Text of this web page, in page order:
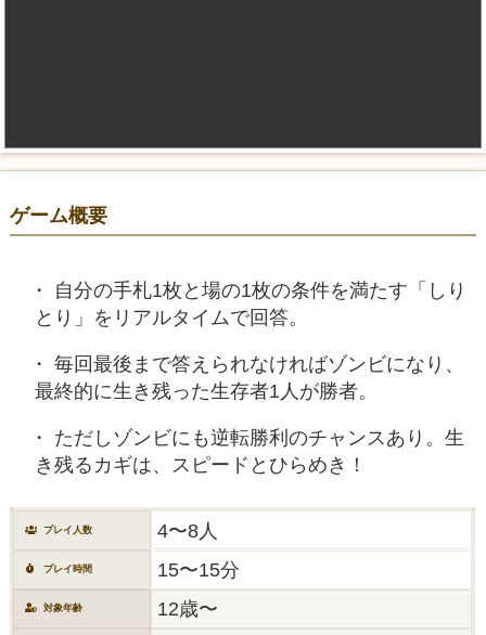
ゲーム概要
自分の手札1枚と場の1枚の条件を満たす「しり
とり」をリアルタイムで回答。
毎回最後まで答えられなければゾンビになり、
最終的に生き残った生存者1人が勝者。
ただしゾンビにも逆転勝利のチャンスあり。生
き残るカギは、スピードとひらめき！
プレイ人数 4〜8人
プレイ時間 15〜15分
対象年齢 12歳〜